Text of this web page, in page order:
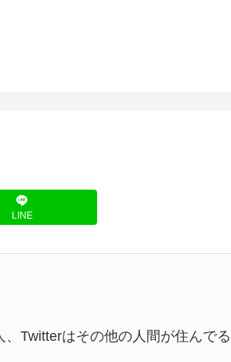
LINE
Twitterはその他の人間が住んで